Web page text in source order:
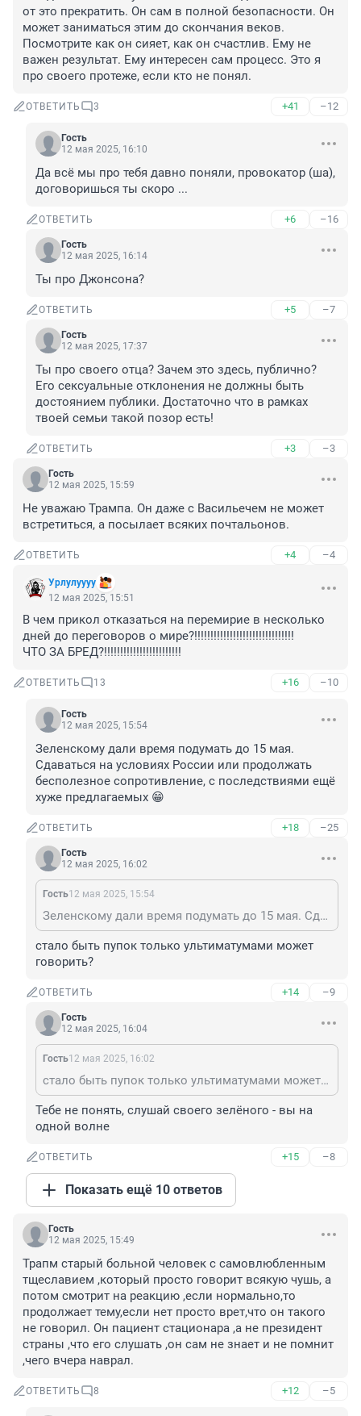
от это прекратить. Он сам в полной безопасности. Он
может заниматься этим до скончания веков.
Посмотрите как он сияет, как он счастлив. Ему не
важен результат. Ему интересен сам процесс. Это я
про своего протеже, если кто не понял.
ОТВЕТИТЬ 3 +41 –12
Гость
12 мая 2025, 16:10
Да всё мы про тебя давно поняли, провокатор (ша),
договоришься ты скоро ...
ОТВЕТИТЬ +6 –16
Гость
12 мая 2025, 16:14
Ты про Джонсона?
ОТВЕТИТЬ +5 –7
Гость
12 мая 2025, 17:37
Ты про своего отца? Зачем это здесь, публично?
Его сексуальные отклонения не должны быть
достоянием публики. Достаточно что в рамках
твоей семьи такой позор есть!
ОТВЕТИТЬ +3 –3
Гость
12 мая 2025, 15:59
Не уважаю Трампа. Он даже с Васильечем не может
встретиться, а посылает всяких почтальонов.
ОТВЕТИТЬ +4 –4
Урлулуууу
12 мая 2025, 15:51
В чем прикол отказаться на перемирие в несколько
дней до переговоров о мире?!!!!!!!!!!!!!!!!!!!!!!!!!!!!!!!
ЧТО ЗА БРЕД?!!!!!!!!!!!!!!!!!!!!!!!!
ОТВЕТИТЬ 13 +16 –10
Гость
12 мая 2025, 15:54
Зеленскому дали время подумать до 15 мая.
Сдаваться на условиях России или продолжать
бесполезное сопротивление, с последствиями ещё
хуже предлагаемых 😁
ОТВЕТИТЬ +18 –25
Гость
12 мая 2025, 16:02
Гость12 мая 2025, 15:54
Зеленскому дали время подумать до 15 мая. Сдаваться на условиях России или продолжать бесполезное сопротивление, с последствиями ещё хуже предлагаемых 😁
стало быть пупок только ультиматумами может
говорить?
ОТВЕТИТЬ +14 –9
Гость
12 мая 2025, 16:04
Гость12 мая 2025, 16:02
стало быть пупок только ультиматумами может говорить?
Тебе не понять, слушай своего зелёного - вы на
одной волне
ОТВЕТИТЬ +15 –8
Показать ещё 10 ответов
Гость
12 мая 2025, 15:49
Трапм старый больной человек с самовлюбленным
тщеславием ,который просто говорит всякую чушь, а
потом смотрит на реакцию ,если нормально,то
продолжает тему,если нет просто врет,что он такого
не говорил. Он пациент стационара ,а не президент
страны ,что его слушать ,он сам не знает и не помнит
,чего вчера наврал.
ОТВЕТИТЬ 8 +12 –5